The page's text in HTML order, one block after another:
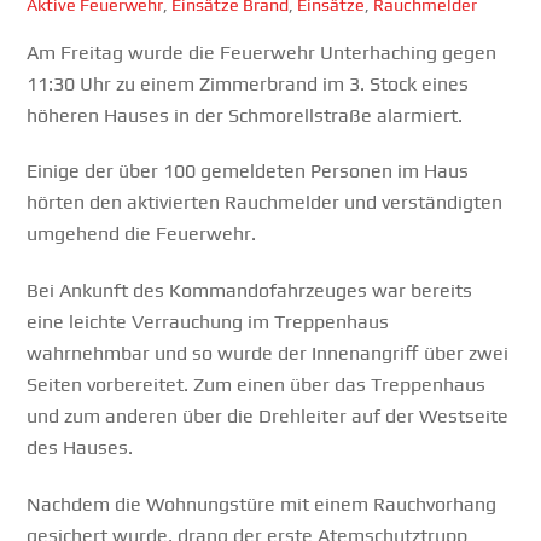
Aktive Feuerwehr, Einsätze Brand, Einsätze, Rauchmelder
Am Freitag wurde die Feuerwehr Unterhaching gegen
11:30 Uhr zu einem Zimmerbrand im 3. Stock eines
höheren Hauses in der Schmorellstraße alarmiert.
Einige der über 100 gemeldeten Personen im Haus
hörten den aktivierten Rauchmelder und verständigten
umgehend die Feuerwehr.
Bei Ankunft des Kommandofahrzeuges war bereits
eine leichte Verrauchung im Treppenhaus
wahrnehmbar und so wurde der Innenangriff über zwei
Seiten vorbereitet. Zum einen über das Treppenhaus
und zum anderen über die Drehleiter auf der Westseite
des Hauses.
Nachdem die Wohnungstüre mit einem Rauchvorhang
gesichert wurde, drang der erste Atemschutztrupp